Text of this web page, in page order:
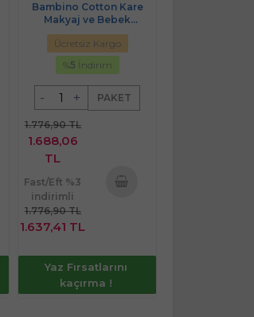
Bambino Cotton Kare
Makyaj ve Bebek
Temizleme Pamuğu 2400
Adet (Kare En-Boy 7CM)
(48PK*50)
Ücretsiz Kargo
%5 İndirim
- + PAKET
1.776,90 TL
1.688,06
TL
Fast/Eft %3
indirimli
1.776,90 TL
1.637,41 TL
Yaz Fırsatlarını
kaçırma !